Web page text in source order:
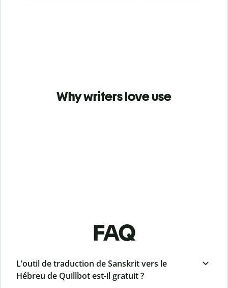
Why writers love use
FAQ
L’outil de traduction de Sanskrit vers le
Hébreu de Quillbot est-il gratuit ?